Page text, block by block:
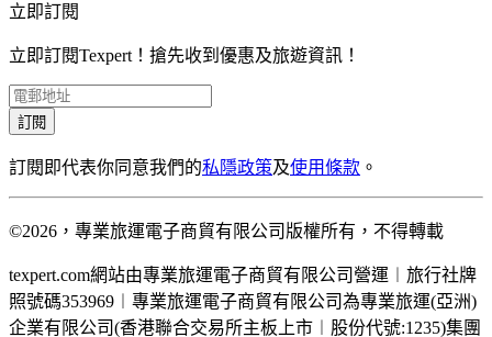
立即訂閱
立即訂閱Texpert！搶先收到優惠及旅遊資訊！
訂閱
訂閱即代表你同意我們的私隱政策及使用條款 。
©2026，專業旅運電子商貿有限公司版權所有，不得轉載
texpert.com網站由專業旅運電子商貿有限公司營運︱旅行社牌
照號碼353969︱專業旅運電子商貿有限公司為專業旅運(亞洲)
企業有限公司(香港聯合交易所主板上市︱股份代號:1235)集團